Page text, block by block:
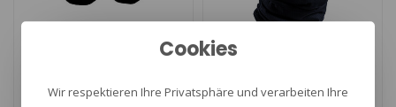
Blindeerkap
THERMO PERFORMER
Cookies
Wir respektieren Ihre Privatsphäre und verarbeiten Ihre